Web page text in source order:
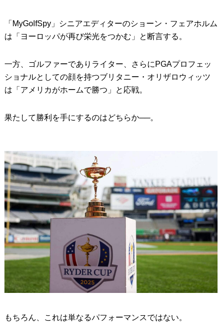
「MyGolfSpy」シニアエディターのショーン・フェアホルム
は「ヨーロッパが再び栄光をつかむ」と断言する。
一方、ゴルファーでありライター、さらにPGAプロフェッ
ショナルとしての顔を持つブリタニー・オリザロウィッツ
は「アメリカがホームで勝つ」と応戦。
果たして勝利を手にするのはどちらか──。
もちろん、これは単なるパフォーマンスではない。